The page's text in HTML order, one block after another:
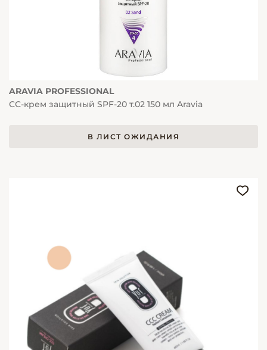
ARAVIA PROFESSIONAL
СС-крем защитный SPF-20 т.02 150 мл Aravia
В ЛИСТ ОЖИДАНИЯ